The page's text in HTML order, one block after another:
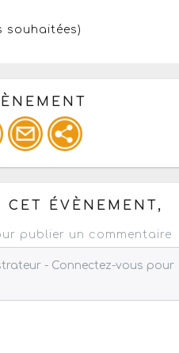
souhaitées)
/ forum / réseau social
CET ÉVÈNEMENT,
publier un commentaire